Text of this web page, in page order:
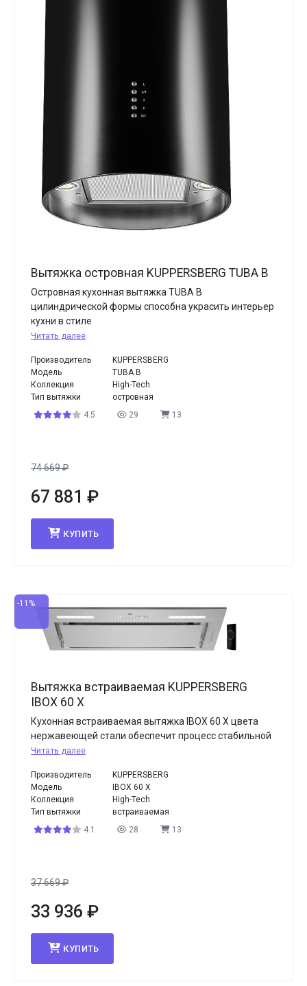
Вытяжка островная KUPPERSBERG TUBA B
Островная кухонная вытяжка TUBA B
цилиндрической формы способна украсить интерьер
кухни в стиле
Читать далее
Производитель
KUPPERSBERG
Модель
TUBA B
Коллекция
High-Tech
Тип вытяжки
островная
4.5
29 13
74 669₽
67 881 ₽
КУПИТЬ
-11%
Вытяжка встраиваемая KUPPERSBERG
IBOX 60 X
Кухонная встраиваемая вытяжка IBOX 60 X цвета
нержавеющей стали обеспечит процесс стабильной
Читать далее
Производитель
KUPPERSBERG
Модель
IBOX 60 X
Коллекция
High-Tech
Тип вытяжки
встраиваемая
4.1
28 13
37 669₽
33 936 ₽
КУПИТЬ